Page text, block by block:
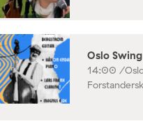
Oslo
14:00 /